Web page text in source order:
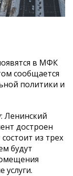
в МФК
сообщается
политики и
Ленинский
достроен
из трех
будут
услуги.